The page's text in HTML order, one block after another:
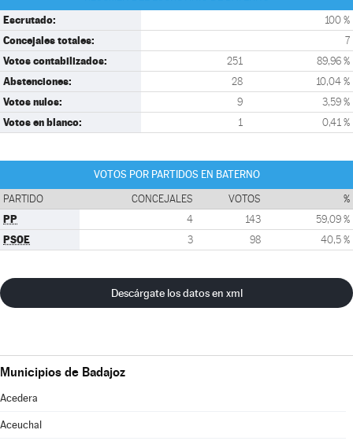
Escrutado: 100 %
Concejales totales: 7
Votos contabilizados: 251 89,96 %
Abstenciones: 28 10,04 %
Votos nulos: 9 3,59 %
Votos en blanco: 1 0,41 %
VOTOS POR PARTIDOS EN BATERNO
PARTIDO CONCEJALES VOTOS %
PP 4 143 59,09 %
PSOE 3 98 40,5 %
Descárgate los datos en xml
Municipios de Badajoz
Acedera
Aceuchal